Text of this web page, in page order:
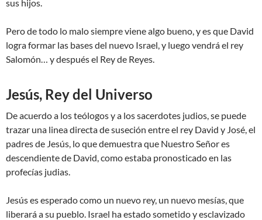
sus hijos.
Pero de todo lo malo siempre viene algo bueno, y es que David
logra formar las bases del nuevo Israel, y luego vendrá el rey
Salomón… y después el Rey de Reyes.
Jesús, Rey del Universo
De acuerdo a los teólogos y a los sacerdotes judios, se puede
trazar una linea directa de suseción entre el rey David y José, el
padres de Jesús, lo que demuestra que Nuestro Señor es
descendiente de David, como estaba pronosticado en las
profecías judias.
Jesús es esperado como un nuevo rey, un nuevo mesías, que
liberará a su pueblo. Israel ha estado sometido y esclavizado